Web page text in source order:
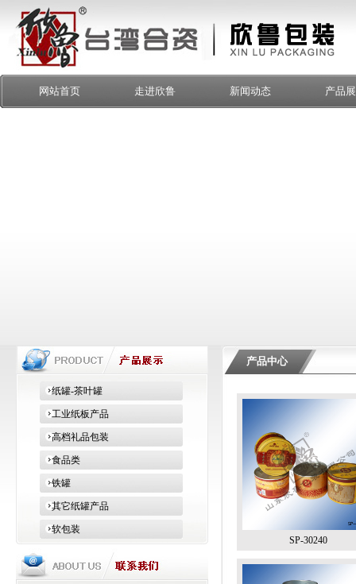
网站首页 走进欣鲁 新闻动态 产品
纸罐-茶叶罐
工业纸板产品
高档礼品包装
食品类
铁罐
其它纸罐产品
软包装
产品中心
SP-30240